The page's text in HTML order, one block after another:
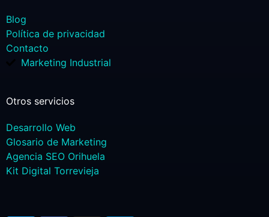
Otros servicios
Desarrollo Web
Glosario de Marketing
Agencia SEO Orihuela
Kit Digital Torrevieja
Blog
Política de privacidad
Contacto
Marketing Industrial